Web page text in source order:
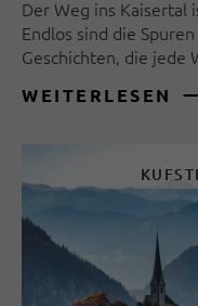
Der Weg ins Kaisertal
Endlos sind die
Geschichten, die jede
WEITERLESEN